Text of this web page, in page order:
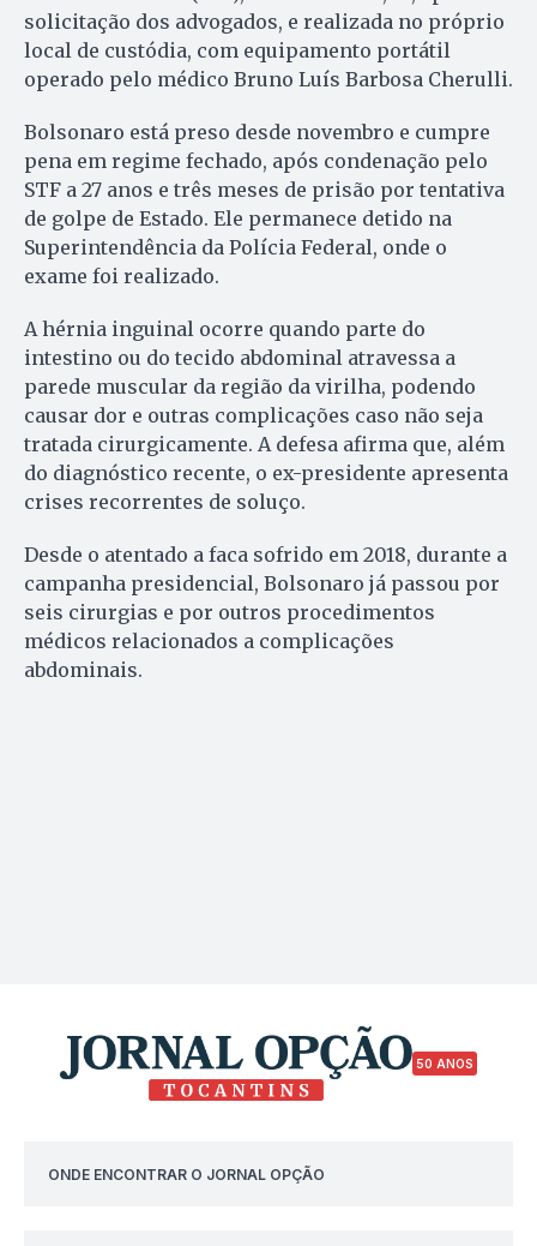
solicitação dos advogados, e realizada no próprio
local de custódia, com equipamento portátil
operado pelo médico Bruno Luís Barbosa Cherulli.
Bolsonaro está preso desde novembro e cumpre
pena em regime fechado, após condenação pelo
STF a 27 anos e três meses de prisão por tentativa
de golpe de Estado. Ele permanece detido na
Superintendência da Polícia Federal, onde o
exame foi realizado.
A hérnia inguinal ocorre quando parte do
intestino ou do tecido abdominal atravessa a
parede muscular da região da virilha, podendo
causar dor e outras complicações caso não seja
tratada cirurgicamente. A defesa afirma que, além
do diagnóstico recente, o ex-presidente apresenta
crises recorrentes de soluço.
Desde o atentado a faca sofrido em 2018, durante a
campanha presidencial, Bolsonaro já passou por
seis cirurgias e por outros procedimentos
médicos relacionados a complicações
abdominais.
50 ANOS
ONDE ENCONTRAR O JORNAL OPÇÃO